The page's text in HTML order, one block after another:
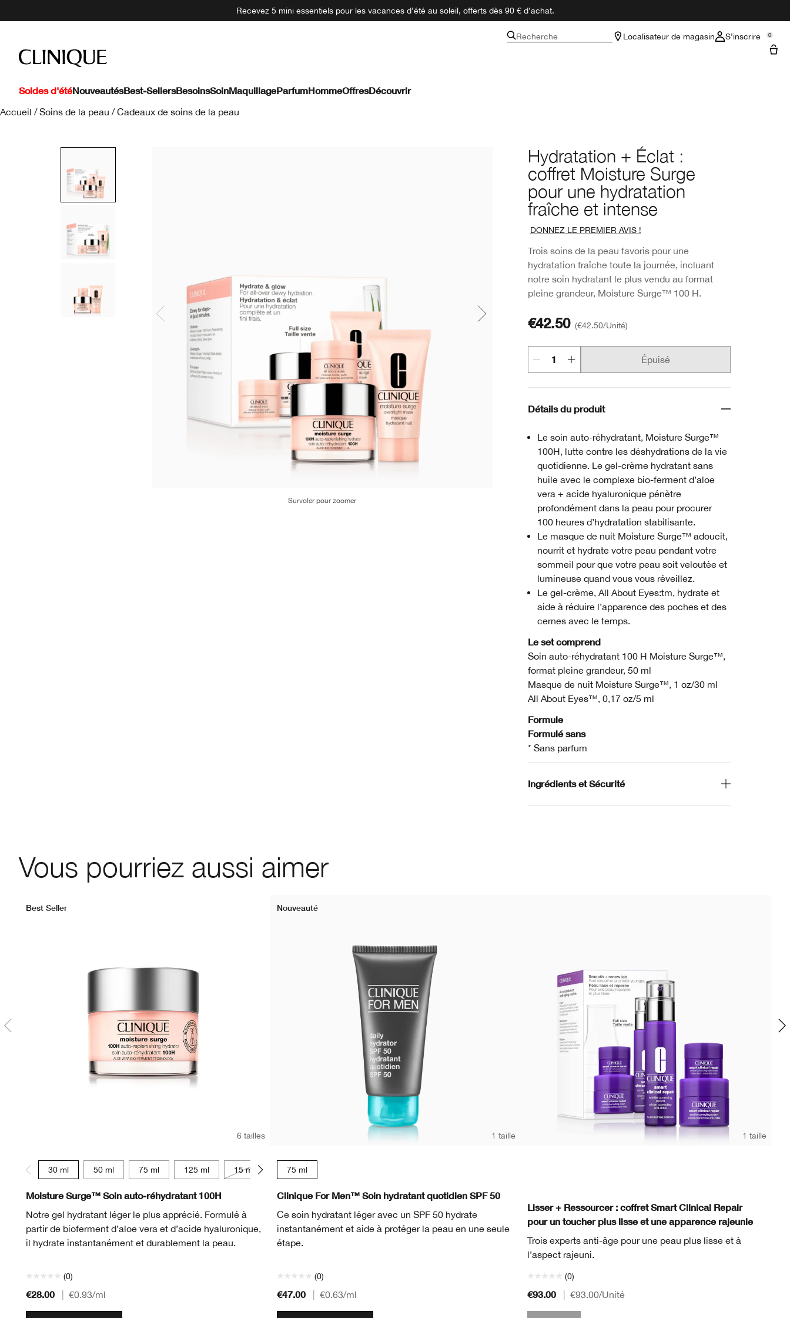
Recevez 5 mini essentiels pour les vacances d’été au soleil, offerts dès 90 € d’achat.
Recherche Localisateur de magasin S’inscrire 0
Soldes d'étéNouveautésBest-SellersBesoinsSoinMaquillageParfumHommeOffresDécouvrir
Accueil / Soins de la peau / Cadeaux de soins de la peau
Hydratation + Éclat :
coffret Moisture Surge
pour une hydratation
fraîche et intense
DONNEZ LE PREMIER AVIS !
Trois soins de la peau favoris pour une
hydratation fraîche toute la journée, incluant
notre soin hydratant le plus vendu au format
pleine grandeur, Moisture Surge™ 100 H.
Survoler pour zoomer
€42.50 €42.50/Unité
Épuisé
Détails du produit
Le soin auto-réhydratant, Moisture Surge™
100H, lutte contre les déshydrations de la vie
quotidienne. Le gel-crème hydratant sans
huile avec le complexe bio-ferment d’aloe
vera + acide hyaluronique pénètre
profondément dans la peau pour procurer
100 heures d’hydratation stabilisante.
Le masque de nuit Moisture Surge™ adoucit,
nourrit et hydrate votre peau pendant votre
sommeil pour que votre peau soit veloutée et
lumineuse quand vous vous réveillez.
Le gel-crème, All About Eyes:tm, hydrate et
aide à réduire l’apparence des poches et des
cernes avec le temps.
Le set comprend
Soin auto-réhydratant 100 H Moisture Surge™,
format pleine grandeur, 50 ml
Masque de nuit Moisture Surge™, 1 oz/30 ml
All About Eyes™, 0,17 oz/5 ml
Formule
Formulé sans
* Sans parfum
Ingrédients et Sécurité
Vous pourriez aussi aimer
Best Seller
6 tailles
30 ml 50 ml 75 ml 125 ml 15 ml 15 ml
Moisture Surge™ Soin auto-réhydratant 100H
Notre gel hydratant léger le plus apprécié. Formulé à
partir de bioferment d’aloe vera et d’acide hyaluronique,
il hydrate instantanément et durablement la peau.
(0)
€28.00 €0.93/ml
Nouveauté
1 taille
75 ml
Clinique For Men™ Soin hydratant quotidien SPF 50
Ce soin hydratant léger avec un SPF 50 hydrate
instantanément et aide à protéger la peau en une seule
étape.
(0)
€47.00 €0.63/ml
1 taille
Lisser + Ressourcer : coffret Smart Clinical Repair
pour un toucher plus lisse et une apparence rajeunie
Trois experts anti-âge pour une peau plus lisse et à
l’aspect rajeuni.
(0)
€93.00 €93.00/Unité